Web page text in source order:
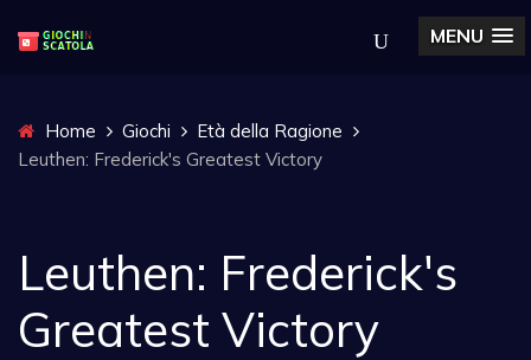
MENU
Home Giochi
Età della Ragione
Leuthen: Frederick's Greatest Victory
Leuthen: Frederick's
Greatest Victory